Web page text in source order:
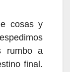
cosas y
rumbo a
final.